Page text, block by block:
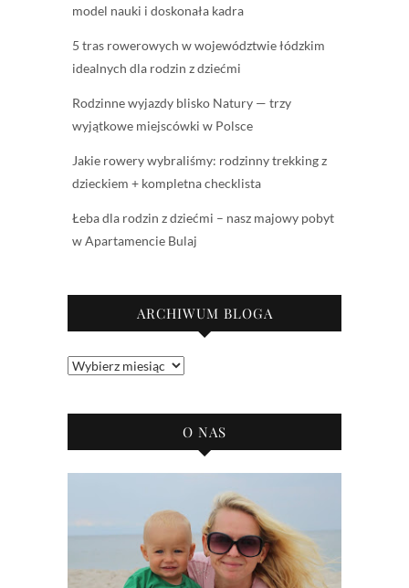
model nauki i doskonała kadra
5 tras rowerowych w województwie łódzkim
idealnych dla rodzin z dziećmi
Rodzinne wyjazdy blisko Natury — trzy
wyjątkowe miejscówki w Polsce
Jakie rowery wybraliśmy: rodzinny trekking z
dzieckiem + kompletna checklista
Łeba dla rodzin z dziećmi – nasz majowy pobyt
w Apartamencie Bulaj
ARCHIWUM BLOGA
Archiwum
O NAS